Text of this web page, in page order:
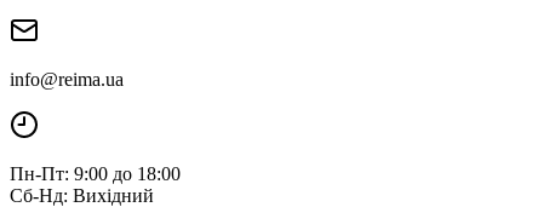
info@reima.ua
Пн-Пт: 9:00 до 18:00
Сб-Нд: Вихідний